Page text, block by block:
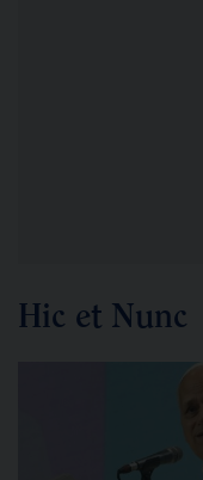
Hic et Nunc